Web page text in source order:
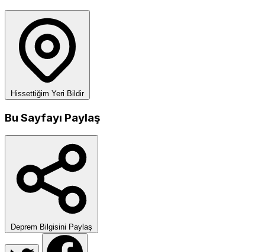
Hissettiğim Yeri Bildir
Bu Sayfayı Paylaş
Deprem Bilgisini Paylaş